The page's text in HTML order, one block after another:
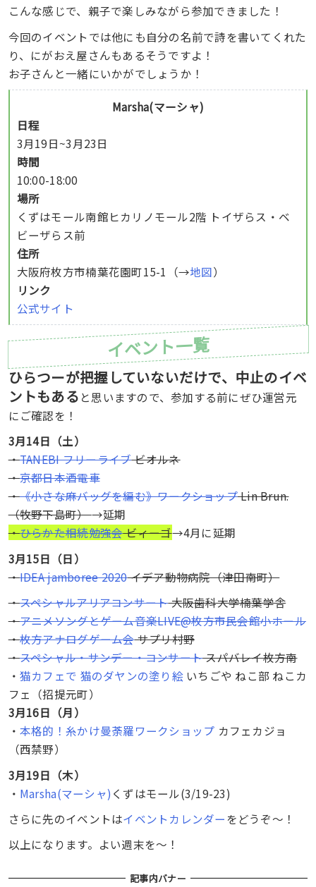
こんな感じで、親子で楽しみながら参加できました！
今回のイベントでは他にも自分の名前で詩を書いてくれた
り、にがおえ屋さんもあるそうですよ！
お子さんと一緒にいかがでしょうか！
Marsha(マーシャ)
日程
3月19日~3月23日
時間
10:00-18:00
場所
くずはモール南館ヒカリノモール2階 トイザらス・ベ
ビーザらス前
住所
大阪府枚方市楠葉花園町15-1（→地図）
リンク
公式サイト
イベント一覧
ひらつーが把握していないだけで、中止のイベ
ントもある と思いますので、参加する前にぜひ運営元
にご確認を！
3月14日（土）
・TANEBI フリーライブビオルネ
・京都日本酒電車
・《小さな麻バッグを編む》ワークショップLin Brun.
（牧野下島町）→延期
・ひらかた相続勉強会ビィーゴ→4月に延期
3月15日（日）
・IDEA jamboree 2020イデア動物病院（津田南町）
・スペシャルアリアコンサート大阪歯科大学楠葉学舎
・アニメソングとゲーム音楽LIVE@枚方市民会館小ホール
・枚方アナログゲーム会サプリ村野
・スペシャル・サンデー・コンサートスパバレイ枚方南
・ 猫カフェで 猫のダヤンの塗り絵いちごや ねこ部 ねこカ
フェ（招提元町）
3月16日（月）
・ 本格的！糸かけ曼荼羅ワークショップ カフェカジョ
（西禁野）
3月19日（木）
・ Marsha(マーシャ) くずはモール(3/19-23)
さらに先のイベントはイベントカレンダー をどうぞ〜！
以上になります。よい週末を〜！
記事内バナー